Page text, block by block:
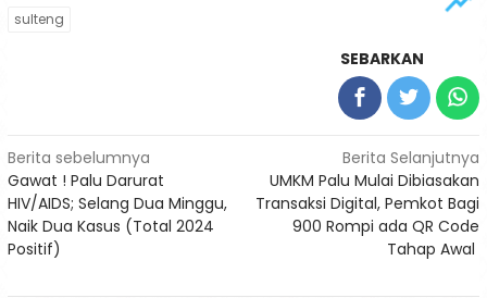
sulteng
SEBARKAN
Navigasi
pos
Berita sebelumnya
Gawat ! Palu Darurat
HIV/AIDS; Selang Dua Minggu,
Naik Dua Kasus (Total 2024
Positif)
Berita Selanjutnya
UMKM Palu Mulai Dibiasakan
Transaksi Digital, Pemkot Bagi
900 Rompi ada QR Code
Tahap Awal